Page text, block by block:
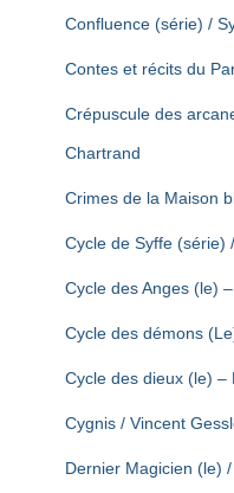
Confluence (série) /
Contes et récits du
Crépuscule des
Chartrand
Crimes de la Maison
Cycle de Syffe (série)
Cycle des Anges (le)
Cycle des démons
Cycle des dieux (le) –
Cygnis / Vincent
Dernier Magicien (le)